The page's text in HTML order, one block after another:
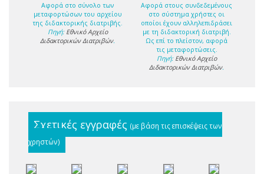
Αφορά στο σύνολο των
μεταφορτώσων του αρχείου
της διδακτορικής διατριβής.
Πηγή: Εθνικό Αρχείο
Διδακτορικών Διατριβών.
Αφορά στους συνδεδεμένους
στο σύστημα χρήστες οι
οποίοι έχουν αλληλεπιδράσει
με τη διδακτορική διατριβή.
Ως επί το πλείστον, αφορά
τις μεταφορτώσεις.
Πηγή: Εθνικό Αρχείο
Διδακτορικών Διατριβών.
Σχετικές εγγραφές (με βάση τις επισκέψεις των
χρηστών)